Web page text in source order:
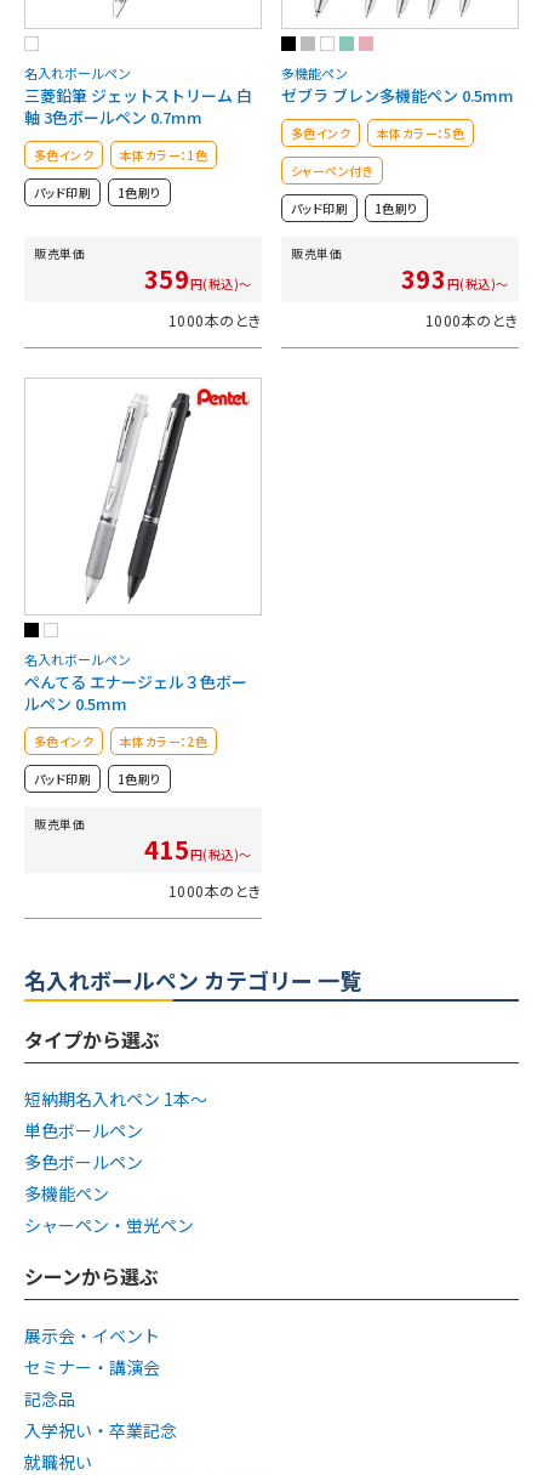
名入れボールペン
三菱鉛筆 ジェットストリーム 白
軸 3色ボールペン 0.7mm
多色インク 本体カラー：1色
パッド印刷 1色刷り
販売単価
359円(税込)～
1000本のとき
多機能ペン
ゼブラ ブレン多機能ペン 0.5mm
多色インク 本体カラー：5色
シャーペン付き
パッド印刷 1色刷り
販売単価
393 円(税込)～
1000本のとき
名入れボールペン
ぺんてる エナージェル３色ボー
ルペン 0.5mm
多色インク 本体カラー：2色
パッド印刷 1色刷り
販売単価
415円(税込)～
1000本のとき
名入れボールペン カテゴリー 一覧
タイプから選ぶ
短納期名入れペン 1本〜
単色ボールペン
多色ボールペン
多機能ペン
シャーペン・蛍光ペン
シーンから選ぶ
展示会・イベント
セミナー・講演会
記念品
入学祝い・卒業記念
就職祝い